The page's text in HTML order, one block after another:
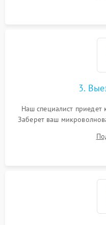
3.
Наш специалист приедет
Заберет ваш